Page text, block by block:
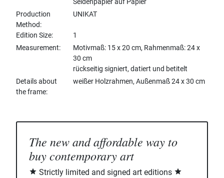
Seidenpapier auf Papier
Production
Method
UNIKAT
Edition Size
1
Measurement
Motivmaß: 15 x 20 cm, Rahmenmaß: 24 x
30 cm
rückseitig signiert, datiert und betitelt
Details about
the frame
weißer Holzrahmen, Außenmaß 24 x 30 cm
The new and affordable way to
buy contemporary art
Strictly limited and signed art editions